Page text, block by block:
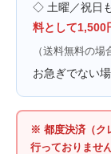
◇ 土曜／祝日
料として1,500
（送料無料の場
お急ぎでない
※ 都度決済（ク
行っておりません